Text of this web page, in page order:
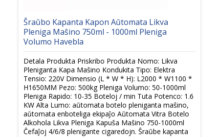
Ŝraŭbo Kapanta Kapon Aŭtomata Likva
Pleniga Maŝino 750ml - 1000ml Pleniga
Volumo Havebla
Detala Produkta Priskribo Produkta Nomo: Likva
Pleniganta Kapa Maŝino Kondukita Tipo: Elektra
Tensio: 220V Dimensio (L * W * H): L2000 * W1100 *
H1650MM Pezo: 500kg Pleniga Volumo: 50-1000ml
Pleniga Rapido: 10-35 Boteloj / min Tuta Potenco: 1.6
KW Alta Lumo: aŭtomata botelo pleniganta maŝino,
aŭtomata enboteliga ekipaĵo Aŭtomata Vitra Botelo
Alkohola Likva Pleniga Kapuŝa Maŝino 750-1000ml
Ĉefaĵoj 4/6/8 plenigante cigaredojn. Ŝraŭbe kapanta